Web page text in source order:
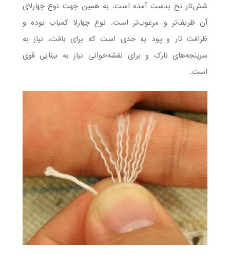
شش‌تار نخ بدست آمده است. به همین جهت نوع چهارلای
آن ظریف‌تر و مرغوب‌تر است. نوع چهارلا کمیاب بوده و
ظرافت تار و پود به حدی است که برای بافت، نیاز به
سرپنجه‌های نازک و برای نقشه‌خوانی نیاز به بینایی قوی
است.